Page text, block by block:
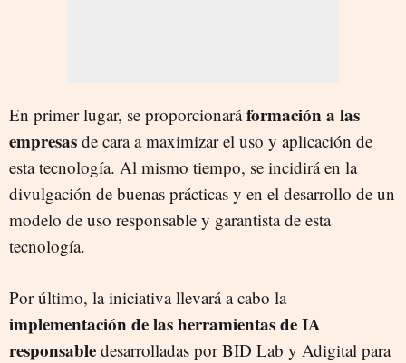
En primer lugar, se proporcionaráformación a las
empresas de cara a maximizar el uso y aplicación de
esta tecnología. Al mismo tiempo, se incidirá en la
divulgación de buenas prácticas y en el desarrollo de un
modelo de uso responsable y garantista de esta
tecnología.
Por último, la iniciativa llevará a cabo la
implementación de las herramientas de IA
responsable desarrolladas por BID Lab y Adigital para